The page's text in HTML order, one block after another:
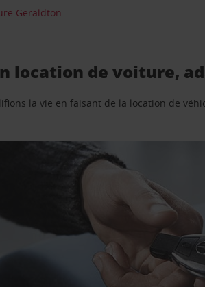
Geraldton
location de voiture,
la vie en faisant de la location de